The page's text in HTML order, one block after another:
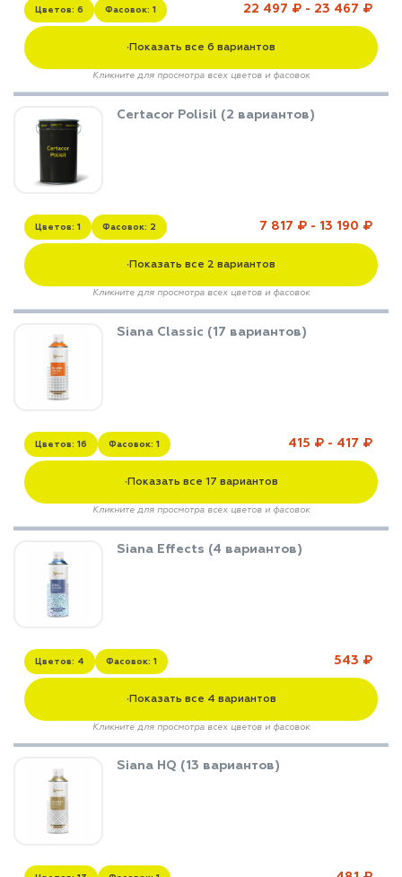
Цветов: 6 Фасовок: 1 22 497 ₽ - 23 467 ₽
▼Показать все 6 вариантов
Кликните для просмотра всех цветов и фасовок
Certacor Polisil (2 вариантов)
Цветов: 1 Фасовок: 2 7 817 ₽ - 13 190 ₽
▼Показать все 2 вариантов
Кликните для просмотра всех цветов и фасовок
Siana Classic (17 вариантов)
Цветов: 16 Фасовок: 1 415 ₽ - 417 ₽
▼Показать все 17 вариантов
Кликните для просмотра всех цветов и фасовок
Siana Effects (4 вариантов)
Цветов: 4 Фасовок: 1 543 ₽
▼Показать все 4 вариантов
Кликните для просмотра всех цветов и фасовок
Siana HQ (13 вариантов)